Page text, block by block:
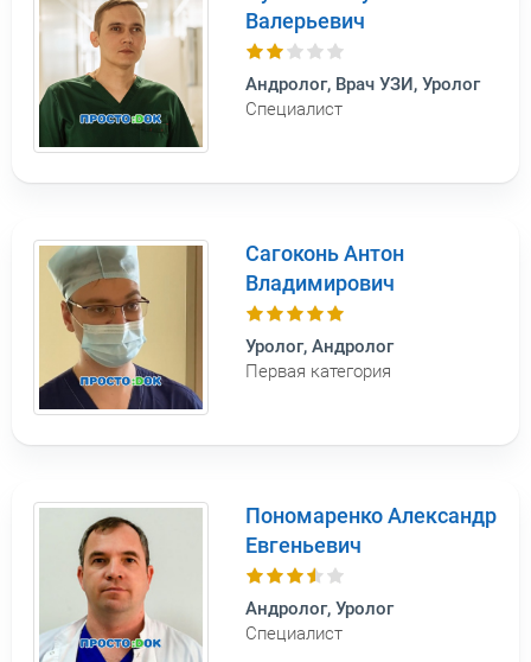
Валерьевич
Андролог, Врач УЗИ, Уролог
Специалист
Сагоконь Антон
Владимирович
Уролог, Андролог
Первая категория
Пономаренко Александр
Евгеньевич
Андролог, Уролог
Специалист